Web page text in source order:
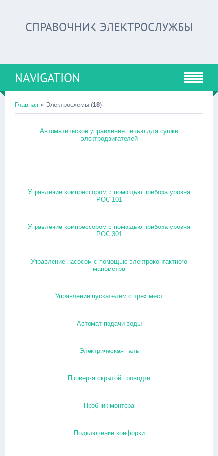
СПРАВОЧНИК ЭЛЕКТРОСЛУЖБЫ
NAVIGATION
Главная » Электросхемы (18)
Автоматическое управление печью для сушки
электродвигателей
Управление компрессором с помощью прибора уровня
РОС 101
Управление компрессором с помощью прибора уровня
РОС 301
Управление насосом с помощью электроконтактного
манометра
Управление пускателем с трех мест
Автомат подачи воды
Электрическая таль
Проверка скрытой проводки
Пробник монтера
Подключение конфорки